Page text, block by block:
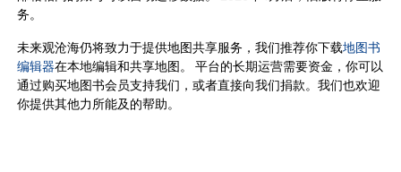
务。
未来观沧海仍将致力于提供地图共享服务，我们推荐你下载地图书
编辑器在本地编辑和共享地图。 平台的长期运营需要资金，你可以
通过购买地图书会员支持我们，或者直接向我们捐款。我们也欢迎
你提供其他力所能及的帮助。